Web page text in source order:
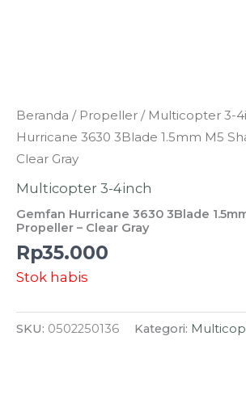
Beranda / Propeller / Multicopter 3-
Hurricane 3630 3Blade 1.5mm M5
Clear Gray
Multicopter 3-4inch
Gemfan Hurricane 3630 3Blade
Propeller – Clear Gray
Rp35.000
Stok habis
SKU: 0502250136 Kategori: